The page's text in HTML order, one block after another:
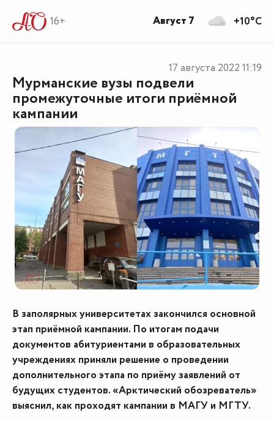
16+
Мурманские вузы подвели
промежуточные итоги приёмной
кампании
17 августа 2022 11:19
В заполярных университетах закончился основной
этап приёмной кампании. По итогам подачи
документов абитуриентами в образовательных
учреждениях приняли решение о проведении
дополнительного этапа по приёму заявлений от
будущих студентов. «Арктический обозреватель»
выяснил, как проходят кампании в МАГУ и МГТУ.
+10°C
Август 7